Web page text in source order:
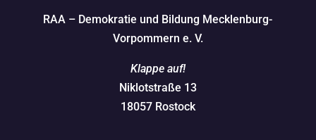
RAA – Demokratie und Bildung Mecklenburg-
Vorpommern e. V.
Klappe auf!
Niklotstraße 13
18057 Rostock